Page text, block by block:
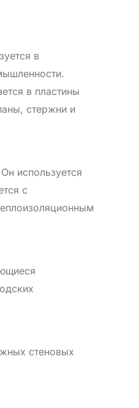
в
в пластины
стержни и
используется
с
стеновых